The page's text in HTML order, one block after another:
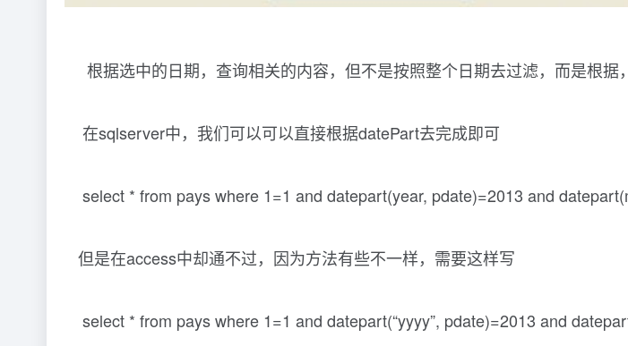
根据选中的日期，查询相关的内容，但不是按照整个日期去过滤，而是根
在sqlserver中，我们可以可以直接根据datePart去完成即可
select * from pays where 1=1 and datepart(year, pdate)=2013 and
但是在access中却通不过，因为方法有些不一样，需要这样写
select * from pays where 1=1 and datepart(“yyyy”, pdate)=2013 and